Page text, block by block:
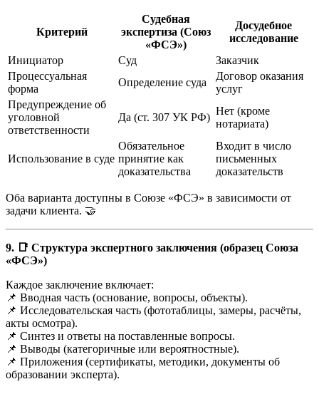
Критерий
Судебная
экспертиза (Союз
«ФСЭ»)
Досудебное
исследование
Инициатор
Суд
Заказчик
Процессуальная
форма
Определение суда
Договор оказания
услуг
Предупреждение об
уголовной
ответственности
Да (ст. 307 УК РФ)
Нет (кроме
нотариата)
Использование в суде
Обязательное
принятие как
доказательства
Входит в число
письменных
доказательств
Оба варианта доступны в Союзе «ФСЭ» в зависимости от
задачи клиента. 🤝
9. 📑 Структура экспертного заключения (образец Союза
«ФСЭ»)
Каждое заключение включает:
📌 Вводная часть (основание, вопросы, объекты).
📌 Исследовательская часть (фототаблицы, замеры, расчёты,
акты осмотра).
📌 Синтез и ответы на поставленные вопросы.
📌 Выводы (категоричные или вероятностные).
📌 Приложения (сертификаты, методики, документы об
образовании эксперта).